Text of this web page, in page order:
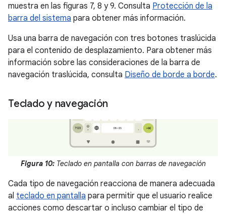
muestra en las figuras 7, 8 y 9. Consulta Protección de la
barra del sistema para obtener más información.
Usa una barra de navegación con tres botones traslúcida
para el contenido de desplazamiento. Para obtener más
información sobre las consideraciones de la barra de
navegación traslúcida, consulta Diseño de borde a borde.
Teclado y navegación
Figura 10:Teclado en pantalla con barras de navegación
Cada tipo de navegación reacciona de manera adecuada
al teclado en pantalla para permitir que el usuario realice
acciones como descartar o incluso cambiar el tipo de